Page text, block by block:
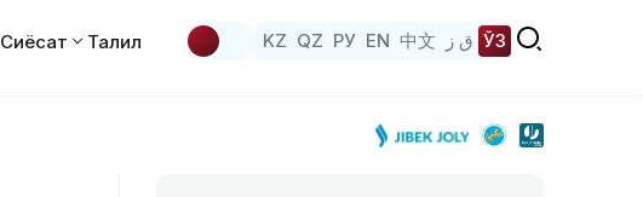
Сиёсат Таҳлил KZ QZ РУ EN 中文 ق ز ЎЗ